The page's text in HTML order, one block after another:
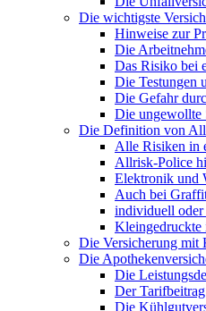
Die wichtigste
Hinweise zur
Die
Das Risiko bei
Die Testungen
Die Gefahr
Die ungewollte
Die Definition von
Alle Risiken in
Allrisk-Police
Elektronik und
Auch bei
individuell
Kleingedruckte
Die Versicherung mit
Die
Die
Der Tarifbeitrag
Die